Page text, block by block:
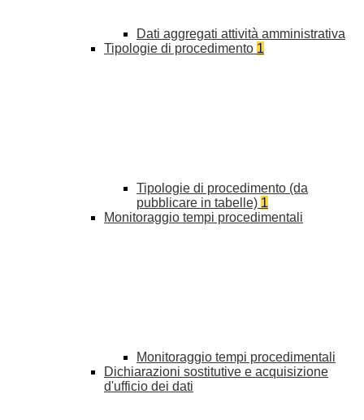
Dati aggregati attività amministrativa
Tipologie di procedimento 1
Tipologie di procedimento (da
pubblicare in tabelle) 1
Monitoraggio tempi procedimentali
Monitoraggio tempi procedimentali
Dichiarazioni sostitutive e acquisizione
d'ufficio dei dati